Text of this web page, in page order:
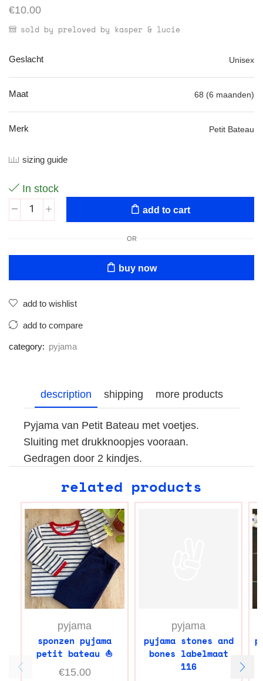
€10.00
sold by preloved by kasper & lucie
Geslacht Unisex
Maat 68 (6 maanden)
Merk Petit Bateau
sizing guide
In stock
add to cart
OR
buy now
add to wishlist
add to compare
category: pyjama
description shipping more products
Pyjama van Petit Bateau met voetjes.
Sluiting met drukknoopjes vooraan.
Gedragen door 2 kindjes.
related products
pyjama
sponzen pyjama
petit bateau ⛵️
€15.00
pyjama
pyjama stones and
bones labelmaat
116